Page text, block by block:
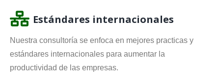
Estándares internacionales
Nuestra consultoría se enfoca en mejores practicas y
estándares internacionales para aumentar la
productividad de las empresas.